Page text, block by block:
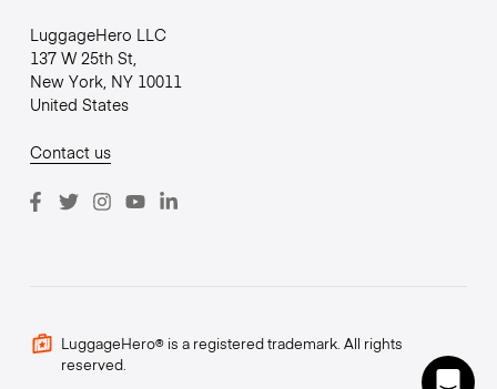
LuggageHero LLC
137 W 25th St,
New York, NY 10011
United States
Contact us
LuggageHero® is a registered trademark. All rights
reserved.